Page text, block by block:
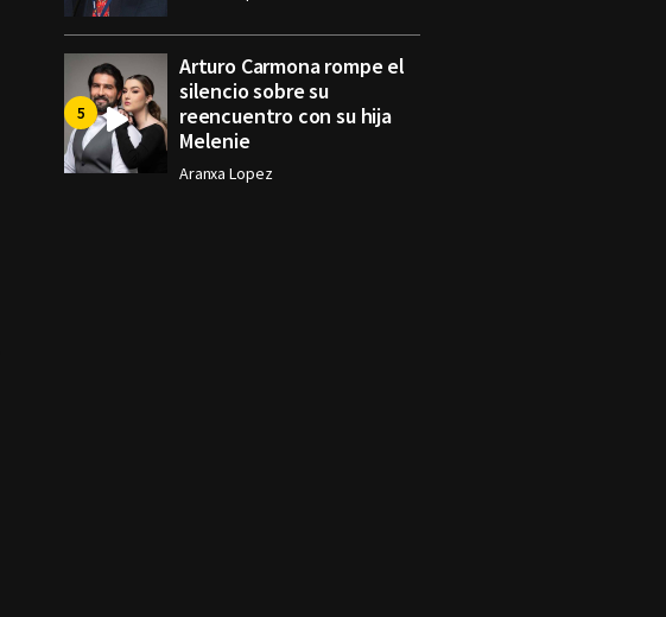
Arturo Carmona rompe el
silencio sobre su
reencuentro con su hija
Melenie
Aranxa Lopez